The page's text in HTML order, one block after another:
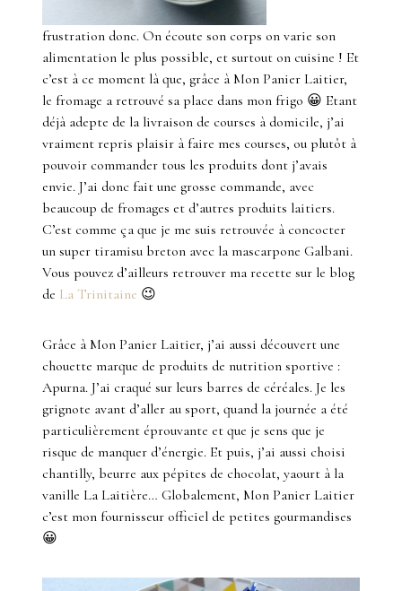
frustration donc. On écoute son corps on varie son
alimentation le plus possible, et surtout on cuisine ! Et
c’est à ce moment là que, grâce à Mon Panier Laitier,
le fromage a retrouvé sa place dans mon frigo 😀 Etant
déjà adepte de la livraison de courses à domicile, j’ai
vraiment repris plaisir à faire mes courses, ou plutôt à
pouvoir commander tous les produits dont j’avais
envie. J’ai donc fait une grosse commande, avec
beaucoup de fromages et d’autres produits laitiers.
C’est comme ça que je me suis retrouvée à concocter
un super tiramisu breton avec la mascarpone Galbani.
Vous pouvez d’ailleurs retrouver ma recette sur le blog
de La Trinitaine 😉
Grâce à Mon Panier Laitier, j’ai aussi découvert une
chouette marque de produits de nutrition sportive :
Apurna. J’ai craqué sur leurs barres de céréales. Je les
grignote avant d’aller au sport, quand la journée a été
particulièrement éprouvante et que je sens que je
risque de manquer d’énergie. Et puis, j’ai aussi choisi
chantilly, beurre aux pépites de chocolat, yaourt à la
vanille La Laitière… Globalement, Mon Panier Laitier
c’est mon fournisseur officiel de petites gourmandises
😀